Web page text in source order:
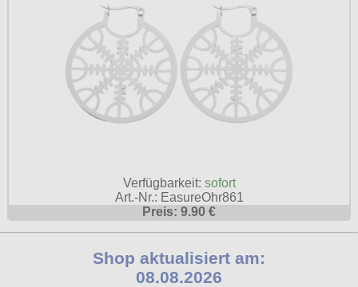
Verfügbarkeit: sofort
Art.-Nr.: EasureOhr861
Preis: 9.90 €
Shop aktualisiert am:
08.08.2026